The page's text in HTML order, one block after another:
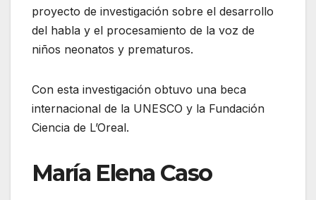
proyecto de investigación sobre el desarrollo
del habla y el procesamiento de la voz de
niños neonatos y prematuros.
Con esta investigación obtuvo una beca
internacional de la UNESCO y la Fundación
Ciencia de L’Oreal.
María Elena Caso